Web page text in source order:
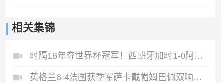
相关集锦
时隔16年夺世界杯冠军！西班牙加时1-0阿根廷费兰制胜恩佐染红
英格兰6-4法国获季军萨卡戴帽姆巴佩双响创纪录奥利塞2助+失良机